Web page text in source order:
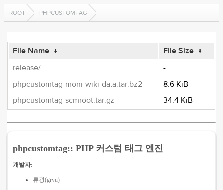
ROOT PHPCUSTOMTAG
File Name ↓ File Size ↓
release/
-
phpcustomtag-moni-wiki-data.tar.bz2
8.6 KiB
phpcustomtag-scmroot.tar.gz
34.4 KiB
phpcustomtag:: PHP 커스텀 태그 엔진
개발자:
류광(gryu)